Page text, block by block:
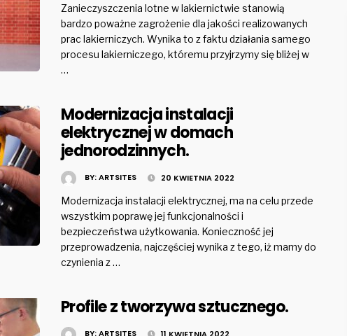
Zanieczyszczenia lotne w lakiernictwie stanowią
bardzo poważne zagrożenie dla jakości realizowanych
prac lakierniczych. Wynika to z faktu działania samego
procesu lakierniczego, któremu przyjrzymy się bliżej w
…
Modernizacja instalacji
elektrycznej w domach
jednorodzinnych.
BY:ARTSITES 20 KWIETNIA 2022
Modernizacja instalacji elektrycznej, ma na celu przede
wszystkim poprawę jej funkcjonalności i
bezpieczeństwa użytkowania. Konieczność jej
przeprowadzenia, najczęściej wynika z tego, iż mamy do
czynienia z …
Profile z tworzywa sztucznego.
BY:ARTSITES